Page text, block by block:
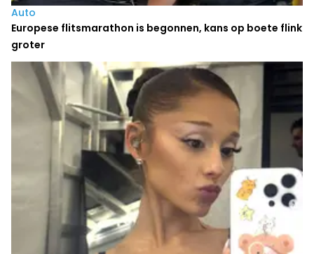
Auto
Europese flitsmarathon is begonnen, kans op boete flink
groter